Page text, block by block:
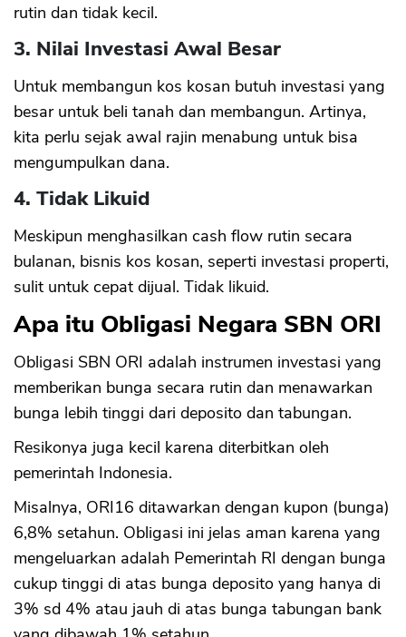
rutin dan tidak kecil.
3. Nilai Investasi Awal Besar
Untuk membangun kos kosan butuh investasi yang
besar untuk beli tanah dan membangun. Artinya,
kita perlu sejak awal rajin menabung untuk bisa
mengumpulkan dana.
4. Tidak Likuid
Meskipun menghasilkan cash flow rutin secara
bulanan, bisnis kos kosan, seperti investasi properti,
sulit untuk cepat dijual. Tidak likuid.
Apa itu Obligasi Negara SBN ORI
Obligasi SBN ORI adalah instrumen investasi yang
memberikan bunga secara rutin dan menawarkan
bunga lebih tinggi dari deposito dan tabungan.
Resikonya juga kecil karena diterbitkan oleh
pemerintah Indonesia.
Misalnya, ORI16 ditawarkan dengan kupon (bunga)
6,8% setahun. Obligasi ini jelas aman karena yang
mengeluarkan adalah Pemerintah RI dengan bunga
cukup tinggi di atas bunga deposito yang hanya di
3% sd 4% atau jauh di atas bunga tabungan bank